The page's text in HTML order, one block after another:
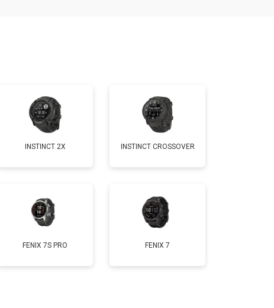
от 1500 ₽ Заказать
INSTINCT 2X INSTINCT CROSSOVER
FENIX 7S PRO FENIX 7